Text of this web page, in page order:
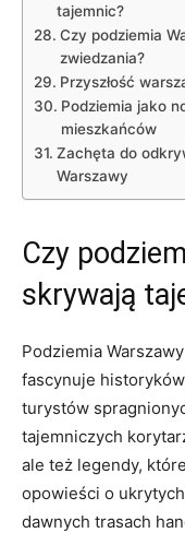
tajemnic?
Czy podziemia
zwiedzania?
Przyszłość
Podziemia jako
mieszkańców
Zachęta do
Warszawy
Czy
skrywają
Podziemia
fascynuje
turystów
tajemniczych
ale też legendy,
opowieści o
dawnych trasach